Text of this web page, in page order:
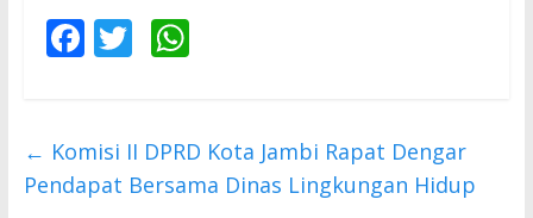
F
b
o
T
er
W
s
A
← Komisi II DPRD Kota Jambi Rapat Dengar
Pendapat Bersama Dinas Lingkungan Hidup